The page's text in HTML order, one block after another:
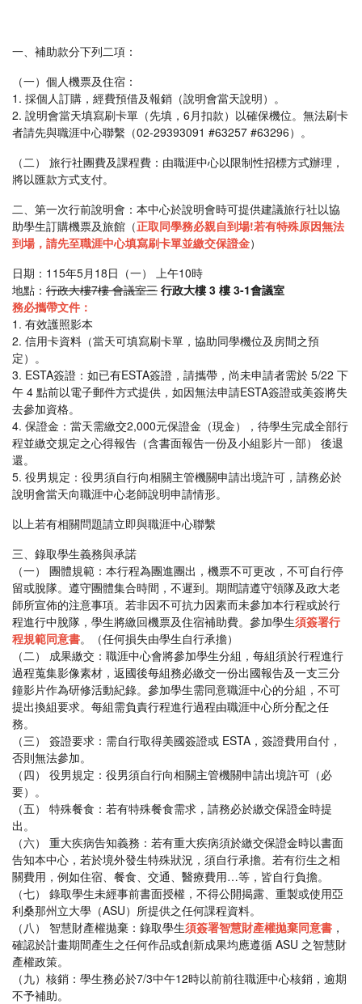
一、補助款分下列二項：
（一）個人機票及住宿：
1. 採個人訂購，經費預借及報銷（說明會當天說明）。
2. 說明會當天填寫刷卡單（先填，6月扣款）以確保機位。無法刷卡
者請先與職涯中心聯繫（02-29393091 #63257 #63296）。
（二） 旅行社團費及課程費：由職涯中心以限制性招標方式辦理，
將以匯款方式支付。
二、第一次行前說明會：本中心於說明會時可提供建議旅行社以協
助學生訂購機票及旅館（正取同學務必親自到場!若有特殊原因無法
到場，請先至職涯中心填寫刷卡單並繳交保證金）
日期：115年5月18日（一） 上午10時
地點： 行政大樓7樓 會議室三 行政大樓 3 樓 3-1會議室
務必攜帶文件：
1. 有效護照影本
2. 信用卡資料（當天可填寫刷卡單，協助同學機位及房間之預
定）。
3. ESTA簽證：如已有ESTA簽證，請攜帶，尚未申請者需於 5/22 下
午 4 點前以電子郵件方式提供，如因無法申請ESTA簽證或美簽將失
去參加資格。
4. 保證金：當天需繳交2,000元保證金（現金），待學生完成全部行
程並繳交規定之心得報告（含書面報告一份及小組影片一部） 後退
還。
5. 役男規定：役男須自行向相關主管機關申請出境許可，請務必於
說明會當天向職涯中心老師說明申請情形。
以上若有相關問題請立即與職涯中心聯繫
三、錄取學生義務與承諾
（一） 團體規範：本行程為團進團出，機票不可更改，不可自行停
留或脫隊。遵守團體集合時間，不遲到。期間請遵守領隊及政大老
師所宣佈的注意事項。若非因不可抗力因素而未參加本行程或於行
程進行中脫隊，學生將繳回機票及住宿補助費。參加學生須簽署行
程規範同意書。（任何損失由學生自行承擔）
（二） 成果繳交：職涯中心會將參加學生分組，每組須於行程進行
過程蒐集影像素材，返國後每組務必繳交一份出國報告及一支三分
鐘影片作為研修活動紀錄。參加學生需同意職涯中心的分組，不可
提出換組要求。每組需負責行程進行過程由職涯中心所分配之任
務。
（三） 簽證要求：需自行取得美國簽證或 ESTA，簽證費用自付，
否則無法參加。
（四） 役男規定：役男須自行向相關主管機關申請出境許可（必
要）。
（五） 特殊餐食：若有特殊餐食需求，請務必於繳交保證金時提
出。
（六） 重大疾病告知義務：若有重大疾病須於繳交保證金時以書面
告知本中心，若於境外發生特殊狀況，須自行承擔。若有衍生之相
關費用，例如住宿、餐食、交通、醫療費用…等，皆自行負擔。
（七） 錄取學生未經事前書面授權，不得公開揭露、重製或使用亞
利桑那州立大學（ASU）所提供之任何課程資料。
（八） 智慧財產權拋棄：錄取學生須簽署智慧財產權拋棄同意書 ，
確認於計畫期間產生之任何作品或創新成果均應遵循 ASU 之智慧財
產權政策。
（九）核銷：學生務必於7/3中午12時以前前往職涯中心核銷，逾期
不予補助。